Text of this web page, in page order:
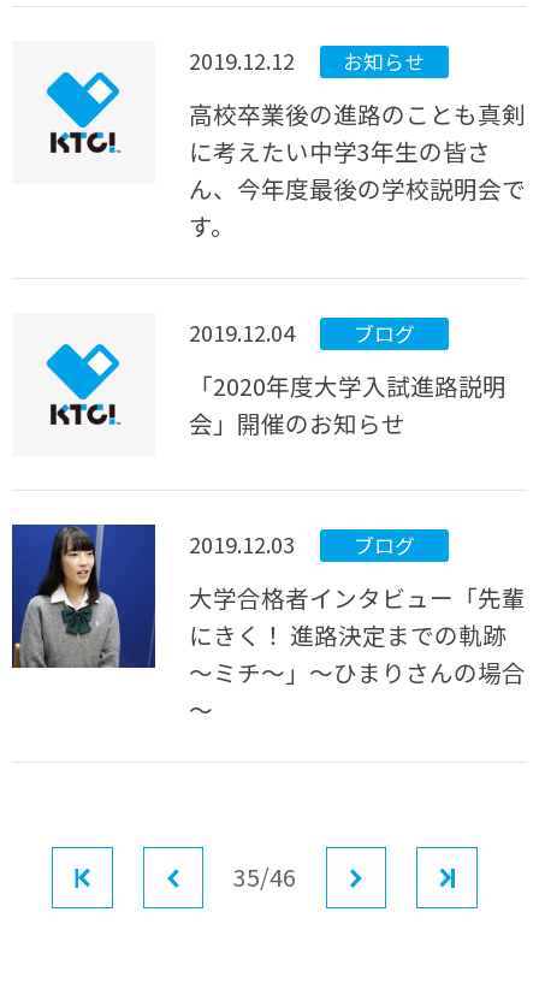
2019.12.12 お知らせ
高校卒業後の進路のことも真剣
に考えたい中学3年生の皆さ
ん、今年度最後の学校説明会で
す。
2019.12.04 ブログ
「2020年度大学入試進路説明
会」開催のお知らせ
2019.12.03 ブログ
大学合格者インタビュー「先輩
にきく！ 進路決定までの軌跡
～ミチ～」～ひまりさんの場合
～
前へ35/46